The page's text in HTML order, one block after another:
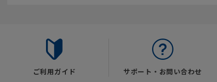
ご利用ガイド サポート・お問い合わせ